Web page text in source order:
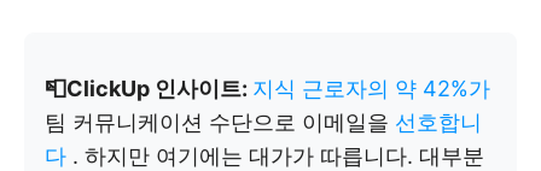
📮ClickUp 인사이트: 지식 근로자의 약 42%가
팀 커뮤니케이션 수단으로 이메일을 선호합니
다 . 하지만 여기에는 대가가 따릅니다. 대부분